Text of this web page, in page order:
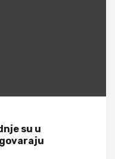
su u